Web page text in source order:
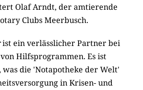
Olaf Arndt, der amtierende
Clubs Meerbusch.
ist ein verlässlicher Partner bei
Hilfsprogrammen. Es ist
die 'Notapotheke der Welt'
in Krisen- und